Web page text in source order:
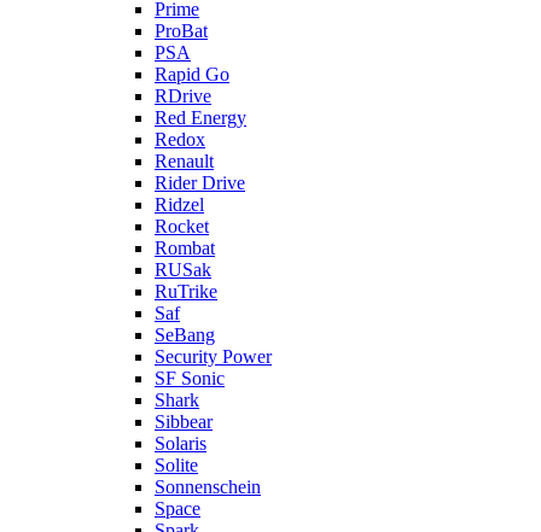
Prime
ProBat
PSA
Rapid Go
RDrive
Red Energy
Redox
Renault
Rider Drive
Ridzel
Rocket
Rombat
RUSak
RuTrike
Saf
SeBang
Security Power
SF Sonic
Shark
Sibbear
Solaris
Solite
Sonnenschein
Space